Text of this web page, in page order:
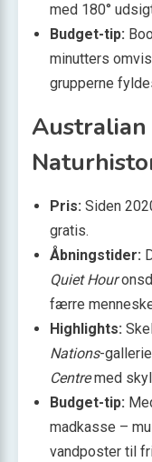
med 180°
Budget-tip:
minutters
grupperne
Australian
Pris: Siden
gratis.
Åbningstider:
Quiet Hour
færre
Highlights:
Nations-
Centremed
Budget-tip:
madkasse –
vandposter til